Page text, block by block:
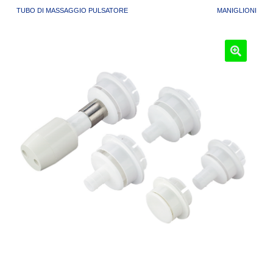
TUBO DI MASSAGGIO PULSATORE MANIGLIONI